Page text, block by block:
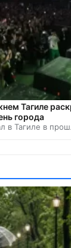
Тагиле
города
в Тагиле в